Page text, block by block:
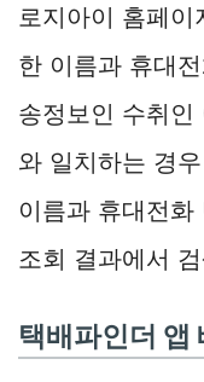
로지아이 홈페이
한 이름과 휴대
송정보인 수취
와 일치하는 경
이름과 휴대전
조회 결과에서
택배파인더 앱